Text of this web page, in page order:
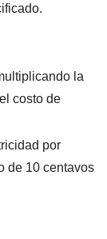
la
costo de
por
de 10 centavos